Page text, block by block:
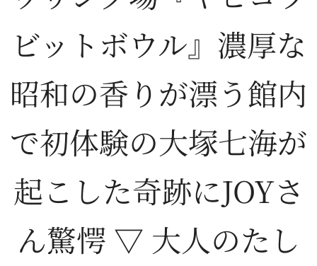
ビットボウル』濃厚な
昭和の香りが漂う館内
で初体験の大塚七海が
起こした奇跡にJOYさ
ん驚愕 ▽ 大人のたし